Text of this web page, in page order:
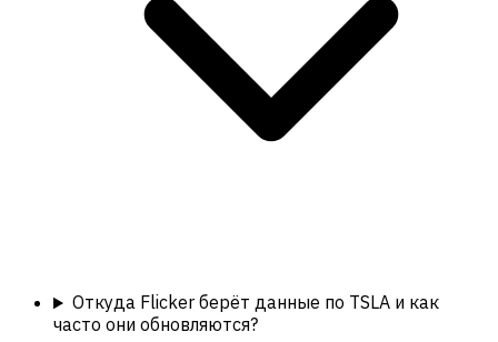
Откуда Flicker берёт данные по TSLA и как
часто они обновляются?